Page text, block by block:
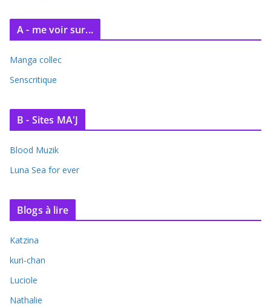
A - me voir sur...
Manga collec
Senscritique
B - Sites MA'J
Blood Muzik
Luna Sea for ever
Blogs à lire
Katzina
kuri-chan
Luciole
Nathalie